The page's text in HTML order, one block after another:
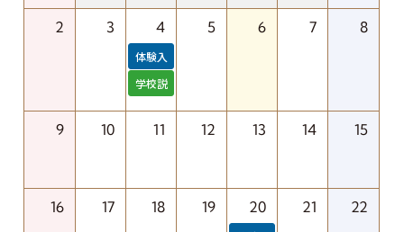
2 3 4
体験入学
学校説明会
5 6 7 8
9 10 11 12 13 14 15
16 17 18 19 20 21 22